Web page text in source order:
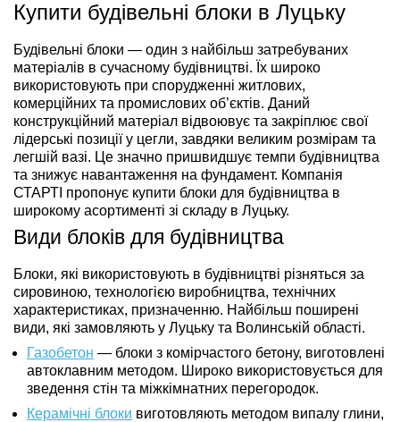
Купити будівельні блоки в Луцьку
Будівельні блоки — один з найбільш затребуваних
матеріалів в сучасному будівництві. Їх широко
використовують при спорудженні житлових,
комерційних та промислових об’єктів. Даний
конструкційний матеріал відвоювує та закріплює свої
лідерські позиції у цегли, завдяки великим розмірам та
легшій вазі. Це значно пришвидшує темпи будівництва
та знижує навантаження на фундамент. Компанія
СТАРТІ пропонує купити блоки для будівництва в
широкому асортименті зі складу в Луцьку.
Види блоків для будівництва
Блоки, які використовують в будівництві різняться за
сировиною, технологією виробництва, технічних
характеристиках, призначенню. Найбільш поширені
види, які замовляють у Луцьку та Волинській області.
Газобетон — блоки з комірчастого бетону, виготовлені
автоклавним методом. Широко використовується для
зведення стін та міжкімнатних перегородок.
Керамічні блоки виготовляють методом випалу глини,